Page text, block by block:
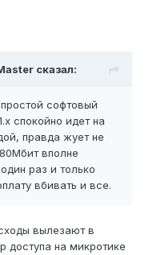
сказал:
софтовый
спокойно идет на
правда жует не
вполне
раз и только
вбивать и все.
вылезают в
доступа на микротике